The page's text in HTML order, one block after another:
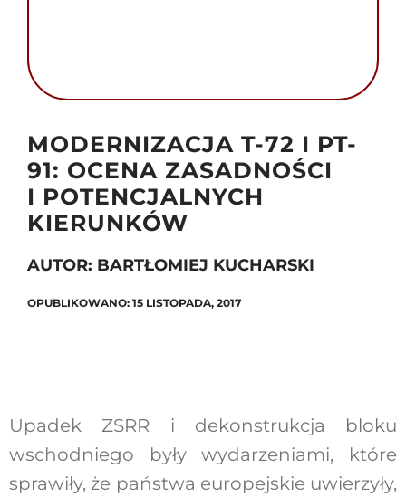
MODERNIZACJA T-72 I PT-
91: OCENA ZASADNOŚCI
I POTENCJALNYCH
KIERUNKÓW
AUTOR: BARTŁOMIEJ KUCHARSKI
OPUBLIKOWANO: 15 LISTOPADA, 2017
Upadek ZSRR i dekonstrukcja bloku
wschodniego były wydarzeniami, które
sprawiły, że państwa europejskie uwierzyły,